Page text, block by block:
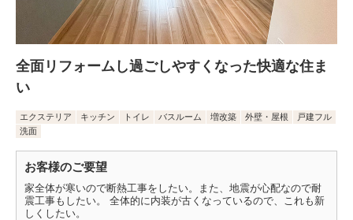
全面リフォームし過ごしやすくなった快適な住ま
い
エクステリア キッチン トイレ バスルーム 増改築 外壁・屋根
戸建フル
洗面
お客様のご要望
家全体が寒いので断熱工事をしたい。また、地震が心配なので耐
震工事もしたい。 全体的に内装が古くなっているので、これも新
しくしたい。